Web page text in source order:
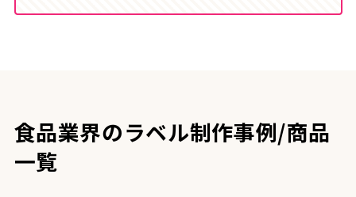
食品業界のラベル制作事例/商品
一覧